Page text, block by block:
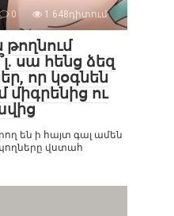
0 1 648դիտում
սա հենց ձեզ
որ կօգնեն
ու
են ի հայտ գալ ամեն
վստահ